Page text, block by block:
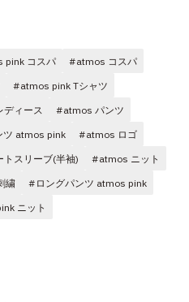
pink コスパ
#atmos コスパ
#atmos pink Tシャツ
ィース
#atmos パンツ
ツ atmos pink
#atmos ロゴ
スリーブ(半袖)
#atmos ニット
繍
#ロングパンツ atmos pink
ニット